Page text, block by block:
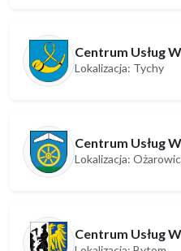
Centrum Usług
Lokalizacja: Tychy
Centrum Usług
Lokalizacja:
Centrum Usług